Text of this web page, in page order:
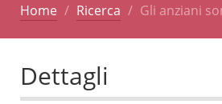
Home Ricerca Gli anziani
Dettagli